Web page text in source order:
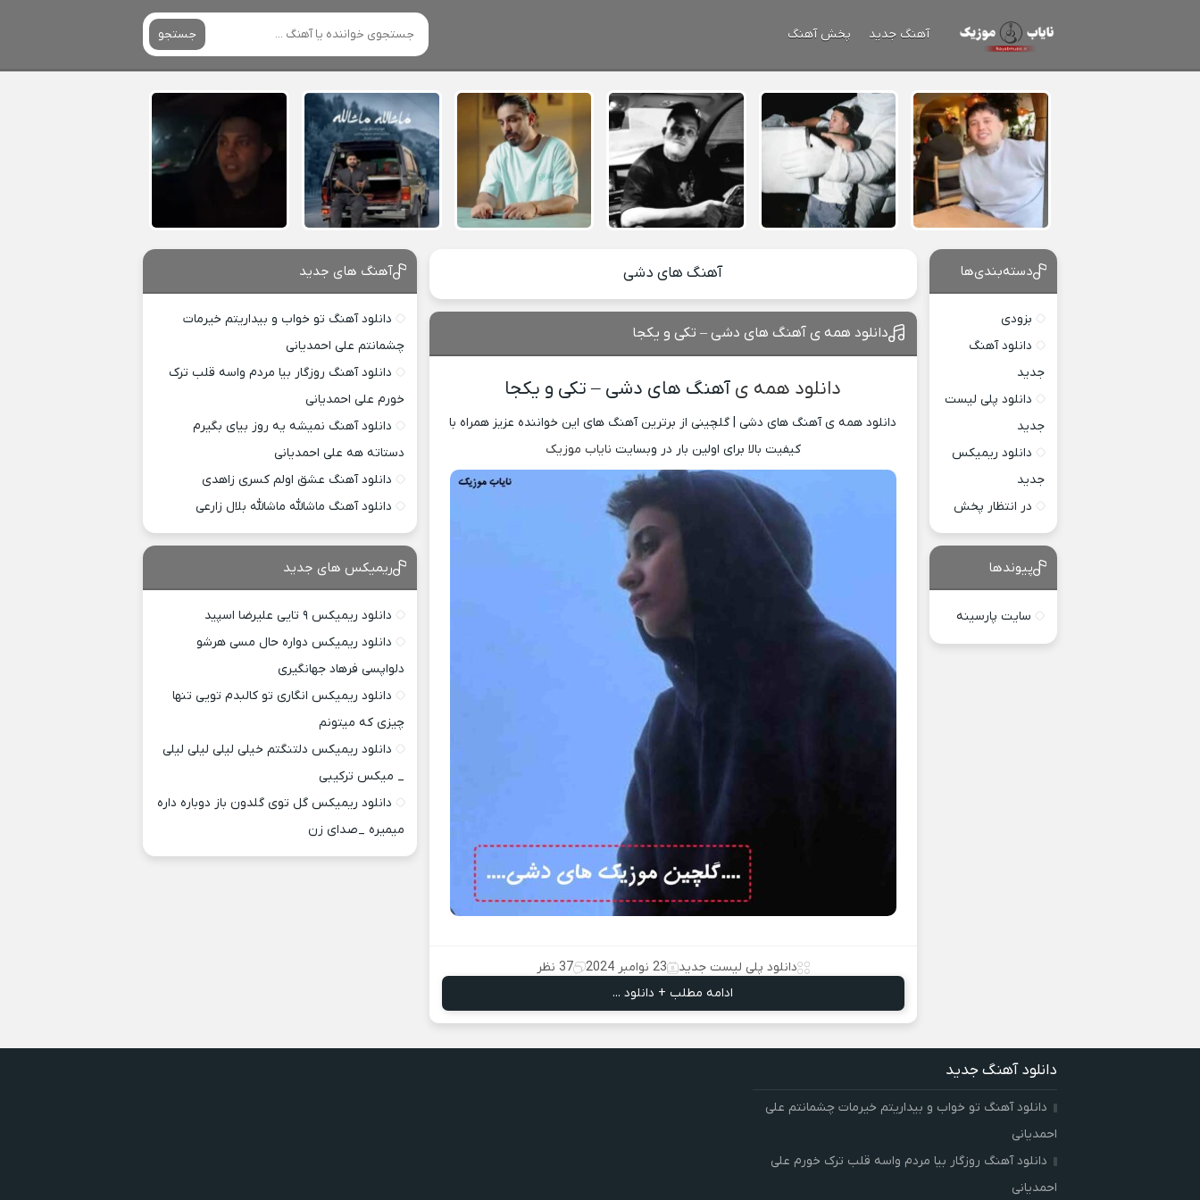
آهنگ جدید پخش آهنگ جستجو
آهنگ های دشی
دانلود همه ی آهنگ های دشی – تکی و یکجا
دانلود همه ی آهنگ های دشی – تکی و یکجا
دانلود همه ی آهنگ های دشی | گلچینی از برترین آهنگ های این خواننده عزیز همراه با
کیفیت بالا برای اولین بار در وبسایت نایاب موزیک
دانلود پلی لیست جدید 23 نوامبر 2024
37 نظر
ادامه مطلب + دانلود ...
دسته‌بندی‌ها
بزودی
دانلود آهنگ
جدید
دانلود پلی لیست
جدید
دانلود ریمیکس
جدید
در انتظار پخش
پیوندها
سایت پارسینه
آهنگ های جدید
دانلود آهنگ تو خواب و بیداریتم خیرمات
چشمانتم علی احمدیانی
دانلود آهنگ روزگار بیا مردم واسه قلب ترک
خورم علی احمدیانی
دانلود آهنگ نمیشه یه روز بیای بگیرم
دستاته هه علی احمدیانی
دانلود آهنگ عشق اولم کسری زاهدی
دانلود آهنگ ماشالله ماشالله بلال زارعی
ریمیکس های جدید
دانلود ریمیکس ۹ تایی علیرضا اسپید
دانلود ریمیکس دواره حال مسی هرشو
دلواپسی فرهاد جهانگیری
دانلود ریمیکس انگاری تو کالبدم تویی تنها
چیزی که میتونم
دانلود ریمیکس دلتنگتم خیلی لیلی لیلی لیلی
_ میکس ترکیبی
دانلود ریمیکس گل توی گلدون باز دوباره داره
میمیره _صدای زن
دانلود آهنگ جدید
دانلود آهنگ تو خواب و بیداریتم خیرمات چشمانتم علی
احمدیانی
دانلود آهنگ روزگار بیا مردم واسه قلب ترک خورم علی
احمدیانی